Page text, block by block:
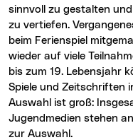
sinnvoll zu gestalten und
zu vertiefen.
beim Ferienspiel
wieder auf viele
bis zum 19. Lebensjahr
Spiele und Zeitschriften
Auswahl ist groß:
Jugendmedien stehen
zur Auswahl.